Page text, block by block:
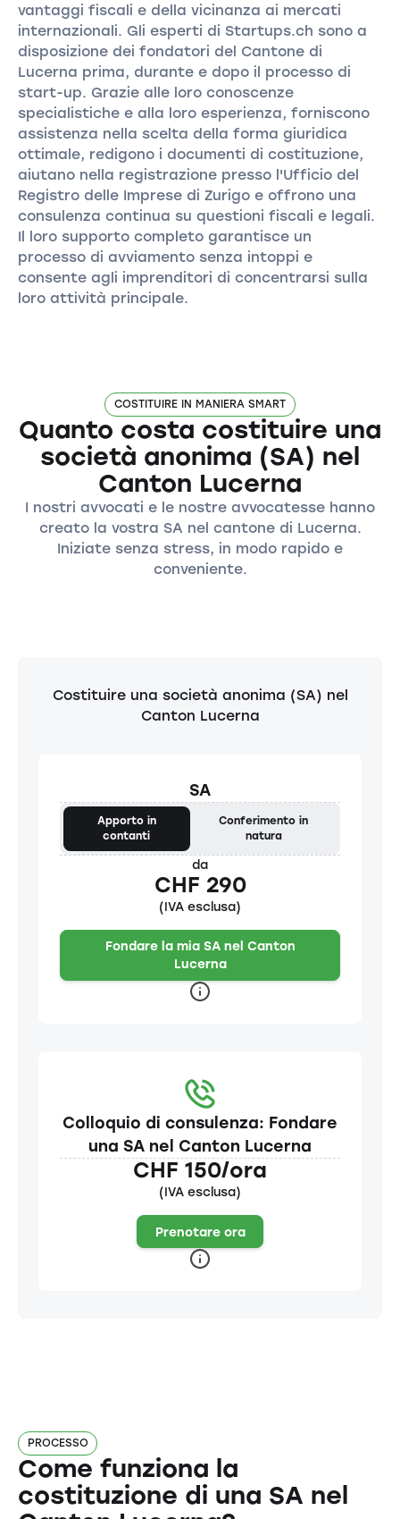
vantaggi fiscali e della vicinanza ai mercati
internazionali. Gli esperti di Startups.ch sono a
disposizione dei fondatori del Cantone di
Lucerna prima, durante e dopo il processo di
start-up. Grazie alle loro conoscenze
specialistiche e alla loro esperienza, forniscono
assistenza nella scelta della forma giuridica
ottimale, redigono i documenti di costituzione,
aiutano nella registrazione presso l'Ufficio del
Registro delle Imprese di Zurigo e offrono una
consulenza continua su questioni fiscali e legali.
Il loro supporto completo garantisce un
processo di avviamento senza intoppi e
consente agli imprenditori di concentrarsi sulla
loro attività principale.
COSTITUIRE IN MANIERA SMART
Quanto costa costituire una
società anonima (SA) nel
Canton Lucerna
I nostri avvocati e le nostre avvocatesse hanno
creato la vostra SA nel cantone di Lucerna.
Iniziate senza stress, in modo rapido e
conveniente.
Costituire una società anonima (SA) nel
Canton Lucerna
SA
Apporto in
contanti
Conferimento in
natura
da
CHF 290
(IVA esclusa)
Fondare la mia SA nel Canton
Lucerna
Colloquio di consulenza: Fondare
una SA nel Canton Lucerna
CHF 150/ora
(IVA esclusa)
Prenotare ora
PROCESSO
Come funziona la
costituzione di una SA nel